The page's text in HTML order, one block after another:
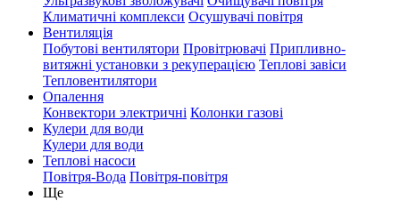
Климатичні комплекси Осушувачі повітря
Вентиляція
Побутові вентилятори Провітрювачі Припливно-
витяжні установки з рекуперацією Теплові завіси
Тепловентилятори
Опалення
Конвектори электричні Колонки газові
Кулери для води
Кулери для води
Теплові насоси
Повітря-Вода Повітря-повітря
Ще